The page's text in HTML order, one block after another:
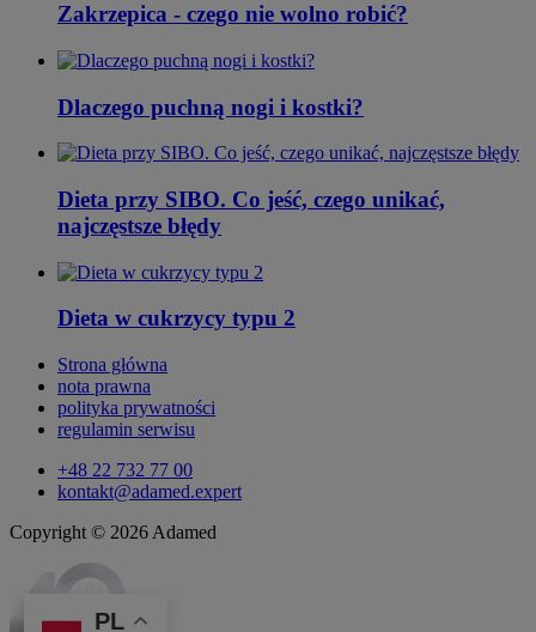
Zakrzepica - czego nie wolno robić?
Dlaczego puchną nogi i kostki?
Dieta przy SIBO. Co jeść, czego unikać,
najczęstsze błędy
Dieta w cukrzycy typu 2
Strona główna
nota prawna
polityka prywatności
regulamin serwisu
+48 22 732 77 00
kontakt@adamed.expert
Copyright © 2026 Adamed
PL